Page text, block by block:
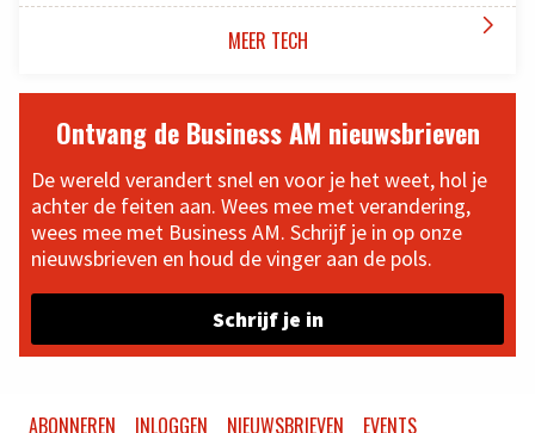
MEER TECH 
Ontvang de Business AM nieuwsbrieven
De wereld verandert snel en voor je het weet, hol je
achter de feiten aan. Wees mee met verandering,
wees mee met Business AM. Schrijf je in op onze
nieuwsbrieven en houd de vinger aan de pols.
Schrijf je in
ABONNEREN INLOGGEN NIEUWSBRIEVEN EVENTS